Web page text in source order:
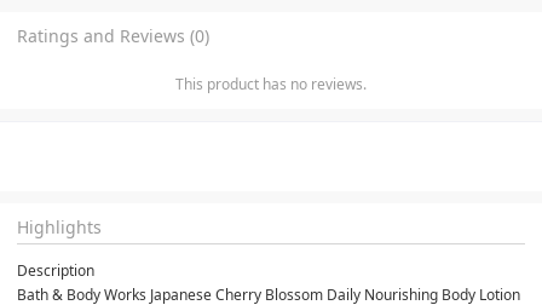
Ratings and Reviews (0)
This product has no reviews.
Highlights
Description
Bath & Body Works Japanese Cherry Blossom Daily Nourishing Body Lotion